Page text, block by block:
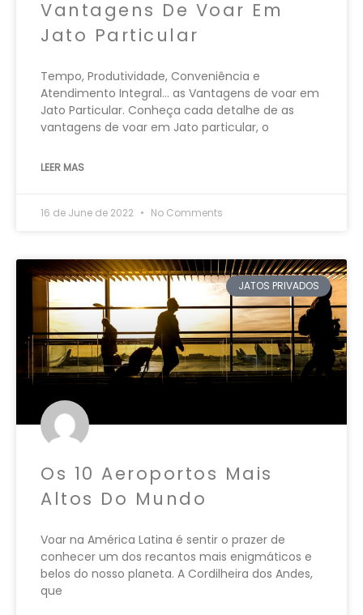
Vantagens De Voar Em
Jato Particular
Tempo, Produtividade, Conveniência e
Atendimento Integral… as Vantagens de voar em
Jato Particular. Conheça cada detalhe de as
vantagens de voar em Jato particular, o
LEER MAS
16 de June de 2022 No Comments
JATOS PRIVADOS
Os 10 Aeroportos Mais
Altos Do Mundo
Voar na América Latina é sentir o prazer de
conhecer um dos recantos mais enigmáticos e
belos do nosso planeta. A Cordilheira dos Andes,
que